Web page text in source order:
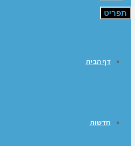
תפריט
דף הבית
חדשות